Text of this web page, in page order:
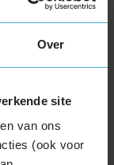
Over
site
van ons
(ook voor